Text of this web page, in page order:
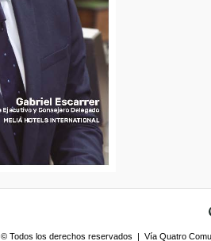
© Todos los derechos reservados | Vía Quatro